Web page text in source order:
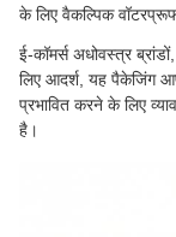
के लिए वैकल्पिक
ई-कॉमर्स अधोवस्त्र
लिए आदर्श, यह पैकेजिंग
प्रभावित करने के लिए
है।